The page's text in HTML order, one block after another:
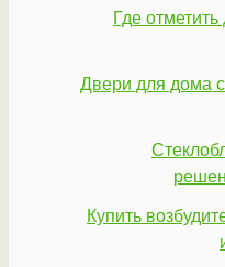
Где
Двери для дома
Купить